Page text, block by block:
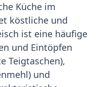
Küche im
köstliche und
ist eine häufige
und Eintöpfen
Teigtaschen),
und